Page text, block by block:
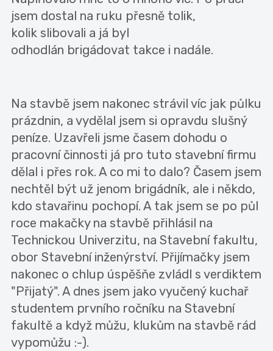
jsem dostal na ruku přesně tolik,
kolik slibovali a já byl
odhodlán brigádovat takce i nadále.
Na stavbě jsem nakonec strávil víc jak půlku
prázdnin, a vydělal jsem si opravdu slušný
peníze. Uzavřeli jsme časem dohodu o
pracovní činnosti já pro tuto stavební firmu
dělal i přes rok. A co mi to dalo? Časem jsem
nechtěl být už jenom brigádník, ale i někdo,
kdo stavařinu pochopí. A tak jsem se po půl
roce makačky na stavbě přihlásil na
Technickou Univerzitu, na Stavební fakultu,
obor Stavební inženýrství. Přijímačky jsem
nakonec o chlup úspěšňe zvládl s verdiktem
"Přijatý". A dnes jsem jako vyučený kuchař
studentem prvního ročníku na Stavební
fakultě a když můžu, klukům na stavbě rád
vypomůžu :-).